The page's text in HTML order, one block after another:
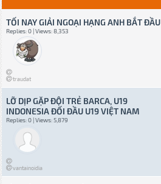
TỐI NAY GIẢI NGOẠI HẠNG ANH BẮT ĐẦU
Replies: 0 | Views: 8,353
traudat
LỠ DỊP GẶP ĐỘI TRẺ BARCA, U19
INDONESIA ĐỐI ĐẦU U19 VIỆT NAM
Replies: 0 | Views: 5,879
vantainoidia